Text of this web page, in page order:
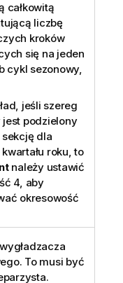
całkowitą
liczbę
kroków
się na jeden
cykl sezonowy,
jeśli szereg
jest podzielony
dla
roku, to
należy ustawić
4, aby
okresowość
To musi być